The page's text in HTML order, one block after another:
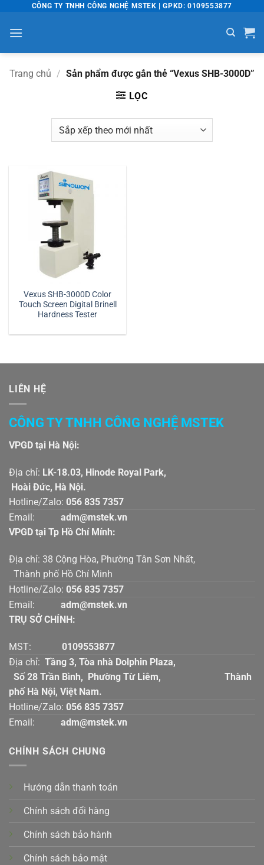
nội
dung
CÔNG TY TNHH CÔNG NGHỆ MSTEK | GPKD: 0109553877
Trang chủ / Sản phẩm được gắn thẻ “Vexus SHB-3000D”
LỌC
Vexus SHB-3000D Color
Touch Screen Digital Brinell
Hardness Tester
LIÊN HỆ
CÔNG TY TNHH CÔNG NGHỆ MSTEK
VPGD tại Hà Nội:
Địa chỉ: LK-18.03, Hinode Royal Park,
Hoài Đức, Hà Nội.
Hotline/Zalo: 056 835 7357
Email:
adm@mstek.vn
VPGD tại Tp Hồ Chí Mính:
Địa chỉ: 38 Cộng Hòa, Phường Tân Sơn Nhất,
Thành phố Hồ Chí Minh
Hotline/Zalo: 056 835 7357
Email:
adm@mstek.vn
TRỤ SỞ CHÍNH:
MST: 0109553877
Địa chỉ: Tầng 3, Tòa nhà Dolphin Plaza,
Số 28 Trần Bình, Phường Từ Liêm, Thành
phố Hà Nội, Việt Nam.
Hotline/Zalo: 056 835 7357
Email:
adm@mstek.vn
CHÍNH SÁCH CHUNG
Hướng dẫn thanh toán
Chính sách đổi hàng
Chính sách bảo hành
Chính sách bảo mật